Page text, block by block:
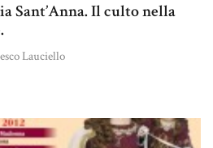
Sant’Anna. Il culto nella
Lauciello